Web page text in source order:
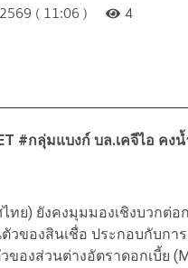
( 11:06 ) 4
#กลุ่มแบงก์ บล.เคจีไอ คง
ไทย) ยังคงมุมมองเชิงบวก
ตัวของสินเชื่อ ประกอบกับก
องส่วนต่างอัตราดอกเบี้ย